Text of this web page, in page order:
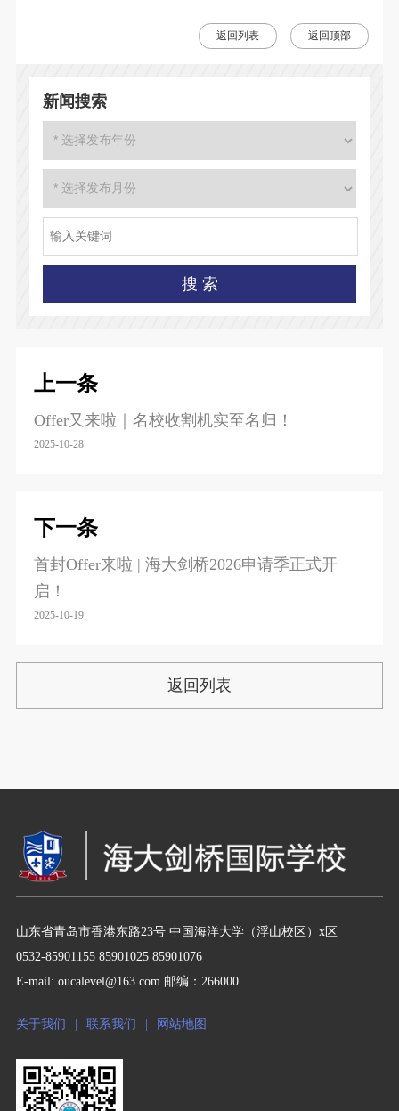
返回顶部
返回列表
新闻搜索
上一条
Offer又来啦｜名校收割机实至名归！
2025-10-28
下一条
首封Offer来啦 | 海大剑桥2026申请季正式开
启！
2025-10-19
返回列表
山东省青岛市香港东路23号 中国海洋大学（浮山校区）x区
0532-85901155 85901025 85901076
E-mail: oucalevel@163.com 邮编：266000
关于我们 联系我们 网站地图